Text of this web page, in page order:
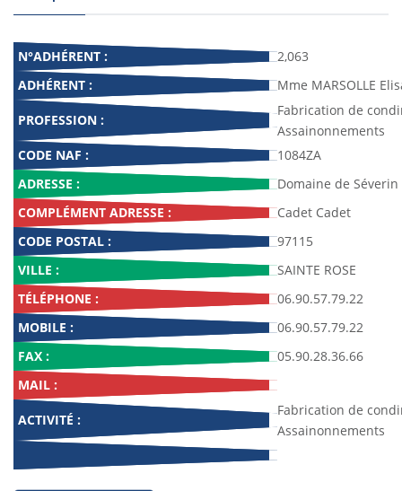
N°ADHÉRENT :
2,063
ADHÉRENT :
Mme MARSOLLE
PROFESSION :
Fabrication de
Assainonnements
CODE NAF :
1084ZA
ADRESSE :
Domaine de Séverin
COMPLÉMENT ADRESSE :
Cadet Cadet
CODE POSTAL :
97115
VILLE :
SAINTE ROSE
TÉLÉPHONE :
06.90.57.79.22
MOBILE :
06.90.57.79.22
FAX :
05.90.28.36.66
MAIL :
ACTIVITÉ :
Fabrication de
Assainonnements